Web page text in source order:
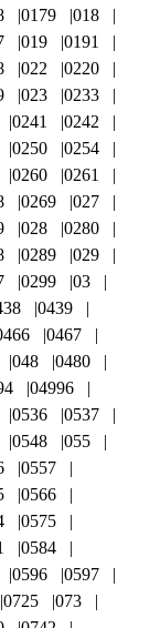
0179
018
019
0191
022
0220
023
0233
0241
0242
0250
0254
0260
0261
0269
027
028
0280
0289
029
0299
03
0439
0467
048
0480
04996
0536
0537
0548
055
0557
0566
0575
0584
0596
0597
0725
073